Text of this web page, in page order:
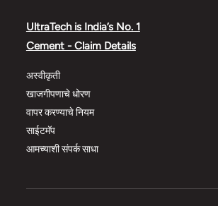
UltraTech is India’s No. 1
Cement - Claim Details
अस्वीकृती
खाजगीपणाचे धोरण
वापर करण्याचे नियम
साईटमॅप
आमच्याशी संपर्क साधा